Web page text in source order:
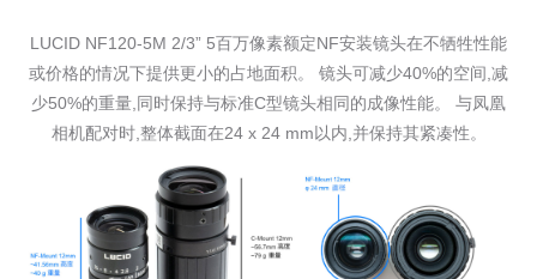
LUCID NF120-5M 2/3” 5百万像素额定NF安装镜头在不牺牲性能
或价格的情况下提供更小的占地面积。 镜头可减少40%的空间,减
少50%的重量,同时保持与标准C型镜头相同的成像性能。 与凤凰
相机配对时,整体截面在24 x 24 mm以内,并保持其紧凑性。